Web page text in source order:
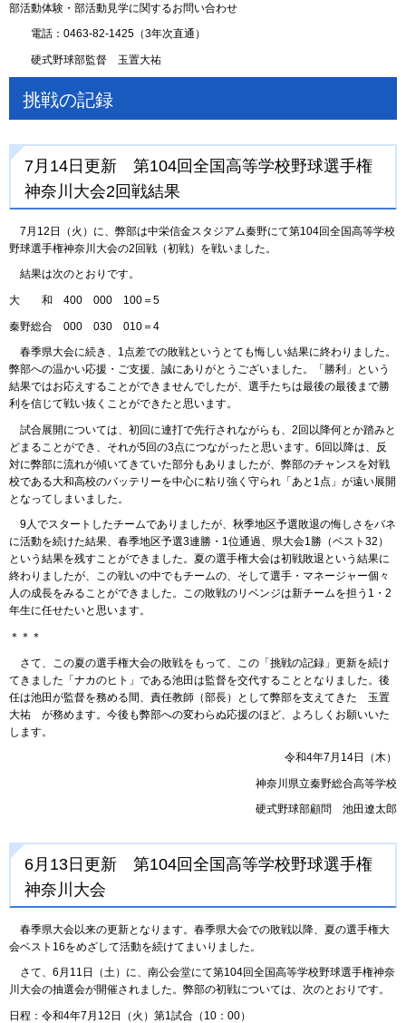
部活動体験・部活動見学に関するお問い合わせ
電話：0463-82-1425（3年次直通）
硬式野球部監督 玉置大祐
挑戦の記録
7月14日更新 第104回全国高等学校野球選手権
神奈川大会2回戦結果
7月12日（火）に、弊部は中栄信金スタジアム秦野にて第104回全国高等学校
野球選手権神奈川大会の2回戦（初戦）を戦いました。
結果は次のとおりです。
大 和 400 000 100＝5
秦野総合 000 030 010＝4
春季県大会に続き、1点差での敗戦というとても悔しい結果に終わりました。
弊部への温かい応援・ご支援、誠にありがとうございました。「勝利」という
結果ではお応えすることができませんでしたが、選手たちは最後の最後まで勝
利を信じて戦い抜くことができたと思います。
試合展開については、初回に連打で先行されながらも、2回以降何とか踏みと
どまることができ、それが5回の3点につながったと思います。6回以降は、反
対に弊部に流れが傾いてきていた部分もありましたが、弊部のチャンスを対戦
校である大和高校のバッテリーを中心に粘り強く守られ「あと1点」が遠い展開
となってしまいました。
9人でスタートしたチームでありましたが、秋季地区予選敗退の悔しさをバネ
に活動を続けた結果、春季地区予選3連勝・1位通過、県大会1勝（ベスト32）
という結果を残すことができました。夏の選手権大会は初戦敗退という結果に
終わりましたが、この戦いの中でもチームの、そして選手・マネージャー個々
人の成長をみることができました。この敗戦のリベンジは新チームを担う1・2
年生に任せたいと思います。
＊＊＊
さて、この夏の選手権大会の敗戦をもって、この「挑戦の記録」更新を続け
てきました「ナカのヒト」である池田は監督を交代することとなりました。後
任は池田が監督を務める間、責任教師（部長）として弊部を支えてきた 玉置
大祐 が務めます。今後も弊部への変わらぬ応援のほど、よろしくお願いいた
します。
令和4年7月14日（木）
神奈川県立秦野総合高等学校
硬式野球部顧問 池田遼太郎
6月13日更新 第104回全国高等学校野球選手権
神奈川大会
春季県大会以来の更新となります。春季県大会での敗戦以降、夏の選手権大
会ベスト16をめざして活動を続けてまいりました。
さて、6月11日（土）に、南公会堂にて第104回全国高等学校野球選手権神奈
川大会の抽選会が開催されました。弊部の初戦については、次のとおりです。
日程：令和4年7月12日（火）第1試合（10：00）